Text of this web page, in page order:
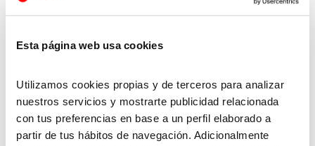
Esta página web usa cookies
Utilizamos cookies propias y de terceros para analizar
nuestros servicios y mostrarte publicidad relacionada
con tus preferencias en base a un perfil elaborado a
partir de tus hábitos de navegación. Adicionalmente
16 AGO 2023
La Meteo con Picó – 11 de agosto de 2023